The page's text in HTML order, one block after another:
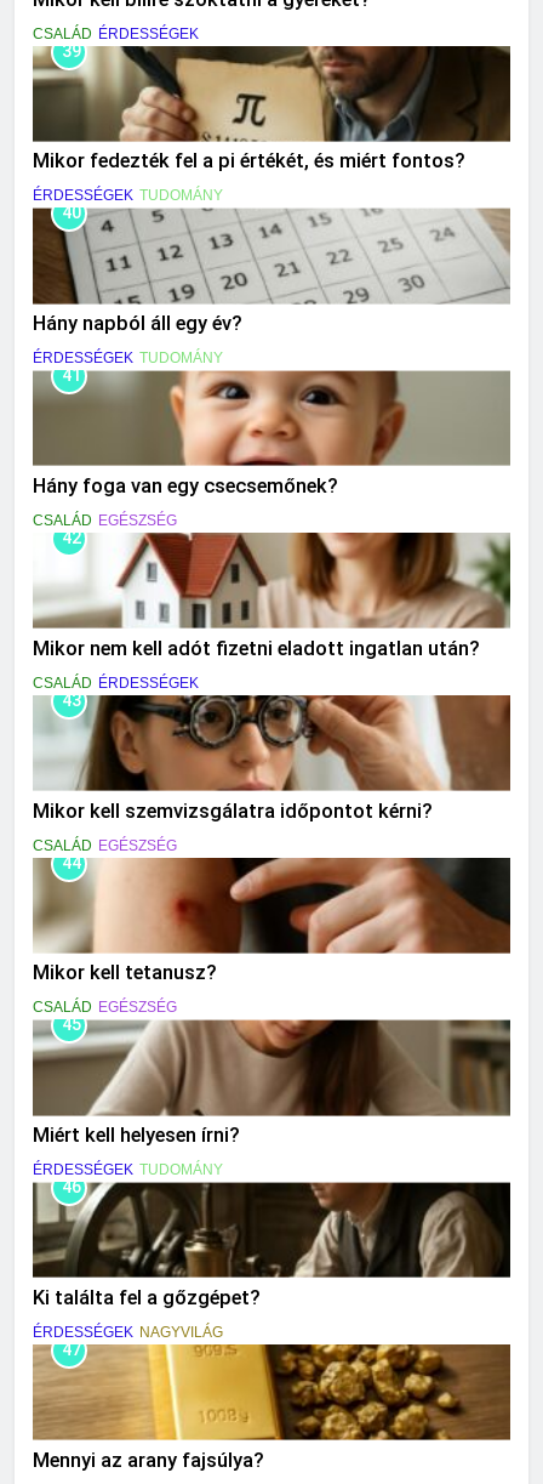
CSALÁD ÉRDESSÉGEK
39
Mikor fedezték fel a pi értékét, és miért fontos?
ÉRDESSÉGEK TUDOMÁNY
40
Hány napból áll egy év?
ÉRDESSÉGEK TUDOMÁNY
41
Hány foga van egy csecsemőnek?
CSALÁD EGÉSZSÉG
42
Mikor nem kell adót fizetni eladott ingatlan után?
CSALÁD ÉRDESSÉGEK
43
Mikor kell szemvizsgálatra időpontot kérni?
CSALÁD EGÉSZSÉG
44
Mikor kell tetanusz?
CSALÁD EGÉSZSÉG
45
Miért kell helyesen írni?
ÉRDESSÉGEK TUDOMÁNY
46
Ki találta fel a gőzgépet?
ÉRDESSÉGEK NAGYVILÁG
47
Mennyi az arany fajsúlya?